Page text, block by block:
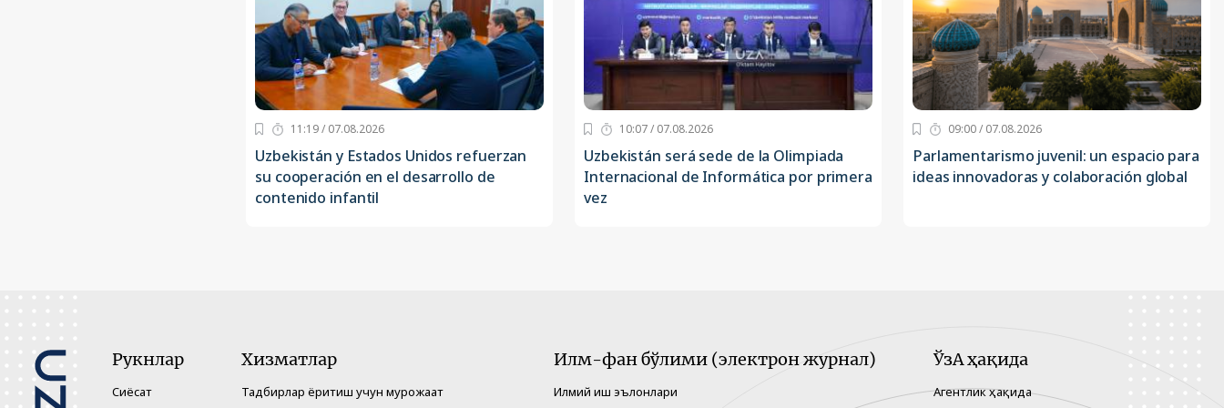
11:19 / 07.08.2026
Uzbekistán y Estados Unidos refuerzan
su cooperación en el desarrollo de
contenido infantil
10:07 / 07.08.2026
Uzbekistán será sede de la Olimpiada
Internacional de Informática por primera
vez
09:00 / 07.08.2026
Parlamentarismo juvenil: un espacio para
ideas innovadoras y colaboración global
Рукнлар
Сиёсат
Хизматлар
Тадбирлар ёритиш учун мурожаат
Илм-фан бўлими (электрон журнал)
Илмий иш эълонлари
ЎзА ҳақида
Агентлик ҳақида